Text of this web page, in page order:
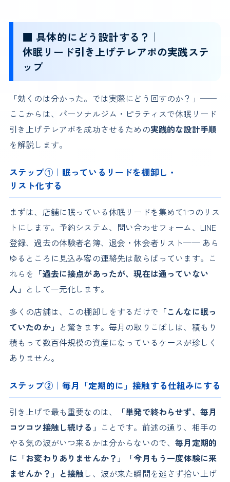
■ 具体的にどう設計する？｜
休眠リード引き上げテレアポの実践ステ
ップ
「効くのは分かった。では実際にどう回すのか？」──
ここからは、パーソナルジム・ピラティスで休眠リード
引き上げテレアポを成功させるための実践的な設計手順
を解説します。
ステップ①｜眠っているリードを棚卸し・
リスト化する
まずは、店舗に眠っている休眠リードを集めて1つのリス
トにします。予約システム、問い合わせフォーム、LINE
登録、過去の体験者名簿、退会・休会者リスト── あら
ゆるところに見込み客の連絡先は散らばっています。こ
れらを 「過去に接点があったが、現在は通っていない
人」 として一元化します。
多くの店舗は、この棚卸しをするだけで 「こんなに眠っ
ていたのか」 と驚きます。毎月の取りこぼしは、積もり
積もって数百件規模の資産になっているケースが珍しく
ありません。
ステップ②｜毎月「定期的に」接触する仕組みにする
引き上げで最も重要なのは、
「単発で終わらせず、毎月
コツコツ接触し続ける」 ことです。前述の通り、相手の
やる気の波がいつ来るかは分からないので、毎月定期的
に「お変わりありませんか？」「今月もう一度体験に来
ませんか？」と接触し、波が来た瞬間を逃さず拾い上げ